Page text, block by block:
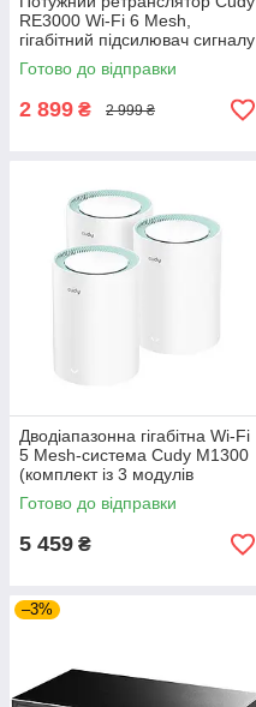
RE3000 Wi-Fi 6 Mesh,
гігабітний підсилювач сигналу
Готово до відправки
2 899 ₴ 2 999 ₴
Дводіапазонна гігабітна Wi-Fi
5 Mesh-система Cudy M1300
(комплект із 3 модулів
AC1200), домашня
бездротова Mesh-мережа
Готово до відправки
5 459 ₴
–3%